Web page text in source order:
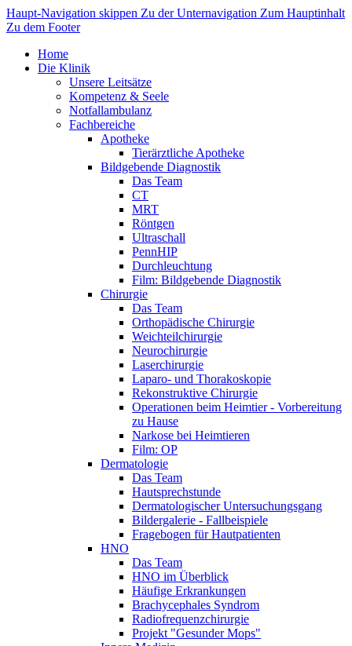
Haupt-Navigation skippen Zu der Unternavigation Zum Hauptinhalt
Zu dem Footer
Home
Die Klinik
Unsere Leitsätze
Kompetenz & Seele
Notfallambulanz
Fachbereiche
Apotheke
Tierärztliche Apotheke
Bildgebende Diagnostik
Das Team
CT
MRT
Röntgen
Ultraschall
PennHIP
Durchleuchtung
Film: Bildgebende Diagnostik
Chirurgie
Das Team
Orthopädische Chirurgie
Weichteilchirurgie
Neurochirurgie
Laserchirurgie
Laparo- und Thorakoskopie
Rekonstruktive Chirurgie
Operationen beim Heimtier - Vorbereitung
zu Hause
Narkose bei Heimtieren
Film: OP
Dermatologie
Das Team
Hautsprechstunde
Dermatologischer Untersuchungsgang
Bildergalerie - Fallbeispiele
Fragebogen für Hautpatienten
HNO
Das Team
HNO im Überblick
Häufige Erkrankungen
Brachycephales Syndrom
Radiofrequenzchirurgie
Projekt "Gesunder Mops"